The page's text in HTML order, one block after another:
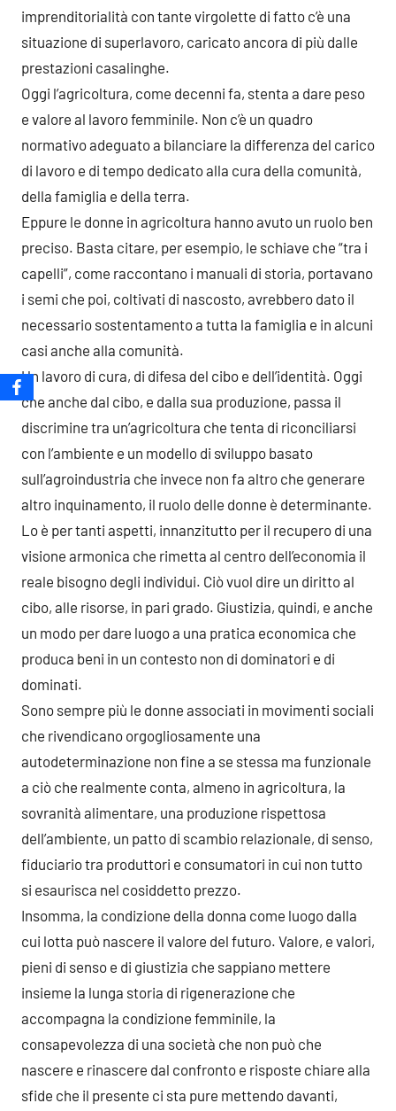
imprenditorialità con tante virgolette di fatto c’è una
situazione di superlavoro, caricato ancora di più dalle
prestazioni casalinghe.
Oggi l’agricoltura, come decenni fa, stenta a dare peso
e valore al lavoro femminile. Non c’è un quadro
normativo adeguato a bilanciare la differenza del carico
di lavoro e di tempo dedicato alla cura della comunità,
della famiglia e della terra.
Eppure le donne in agricoltura hanno avuto un ruolo ben
preciso. Basta citare, per esempio, le schiave che “tra i
capelli”, come raccontano i manuali di storia, portavano
i semi che poi, coltivati di nascosto, avrebbero dato il
necessario sostentamento a tutta la famiglia e in alcuni
casi anche alla comunità.
Un lavoro di cura, di difesa del cibo e dell’identità. Oggi
che anche dal cibo, e dalla sua produzione, passa il
discrimine tra un’agricoltura che tenta di riconciliarsi
con l’ambiente e un modello di sviluppo basato
sull’agroindustria che invece non fa altro che generare
altro inquinamento, il ruolo delle donne è determinante.
Lo è per tanti aspetti, innanzitutto per il recupero di una
visione armonica che rimetta al centro dell’economia il
reale bisogno degli individui. Ciò vuol dire un diritto al
cibo, alle risorse, in pari grado. Giustizia, quindi, e anche
un modo per dare luogo a una pratica economica che
produca beni in un contesto non di dominatori e di
dominati.
Sono sempre più le donne associati in movimenti sociali
che rivendicano orgogliosamente una
autodeterminazione non fine a se stessa ma funzionale
a ciò che realmente conta, almeno in agricoltura, la
sovranità alimentare, una produzione rispettosa
dell’ambiente, un patto di scambio relazionale, di senso,
fiduciario tra produttori e consumatori in cui non tutto
si esaurisca nel cosiddetto prezzo.
Insomma, la condizione della donna come luogo dalla
cui lotta può nascere il valore del futuro. Valore, e valori,
pieni di senso e di giustizia che sappiano mettere
insieme la lunga storia di rigenerazione che
accompagna la condizione femminile, la
consapevolezza di una società che non può che
nascere e rinascere dal confronto e risposte chiare alla
sfide che il presente ci sta pure mettendo davanti,